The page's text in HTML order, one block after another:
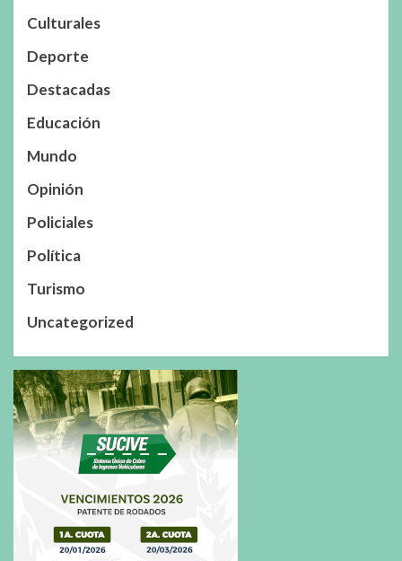
Culturales
Deporte
Destacadas
Educación
Mundo
Opinión
Policiales
Política
Turismo
Uncategorized